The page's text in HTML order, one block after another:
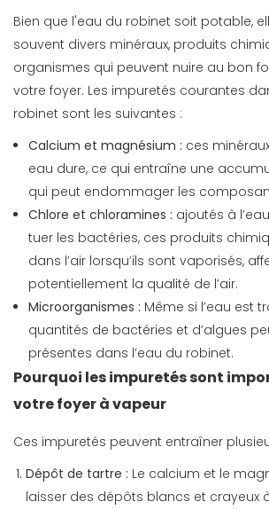
Bien que l'eau du robinet soit potable,
souvent divers minéraux, produits
organismes qui peuvent nuire au bon
votre foyer. Les impuretés courantes
robinet sont les suivantes :
Calcium et magnésium : ces
eau dure, ce qui entraîne une
qui peut endommager les
Chlore et chloramines : ajoutés à
tuer les bactéries, ces produits
dans l’air lorsqu’ils sont vaporisés,
potentiellement la qualité de l’air.
Microorganismes : Même si l’eau est
quantités de bactéries et d’algues
présentes dans l’eau du robinet.
Pourquoi les impuretés sont
votre foyer à vapeur
Ces impuretés peuvent entraîner
Dépôt de tartre : Le calcium et le
laisser des dépôts blancs et crayeux